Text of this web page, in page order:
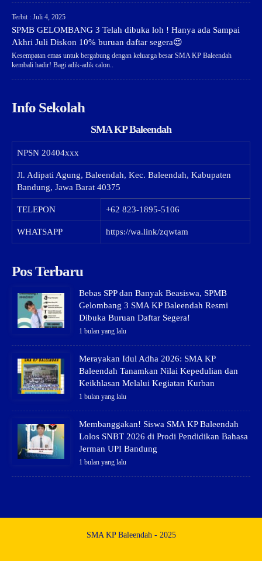
Terbit : Juli 4, 2025
SPMB GELOMBANG 3 Telah dibuka loh ! Hanya ada Sampai
Akhri Juli Diskon 10% buruan daftar segera😍
Kesempatan emas untuk bergabung dengan keluarga besar SMA KP Baleendah
kembali hadir! Bagi adik-adik calon..
Info Sekolah
SMA KP Baleendah
NPSN 20404xxx
Jl. Adipati Agung, Baleendah, Kec. Baleendah, Kabupaten
Bandung, Jawa Barat 40375
TELEPON +62 823-1895-5106
WHATSAPP https://wa.link/zqwtam
Pos Terbaru
Bebas SPP dan Banyak Beasiswa, SPMB
Gelombang 3 SMA KP Baleendah Resmi
Dibuka Buruan Daftar Segera!
1 bulan yang lalu
Merayakan Idul Adha 2026: SMA KP
Baleendah Tanamkan Nilai Kepedulian dan
Keikhlasan Melalui Kegiatan Kurban
1 bulan yang lalu
Membanggakan! Siswa SMA KP Baleendah
Lolos SNBT 2026 di Prodi Pendidikan Bahasa
Jerman UPI Bandung
1 bulan yang lalu
SMA KP Baleendah - 2025